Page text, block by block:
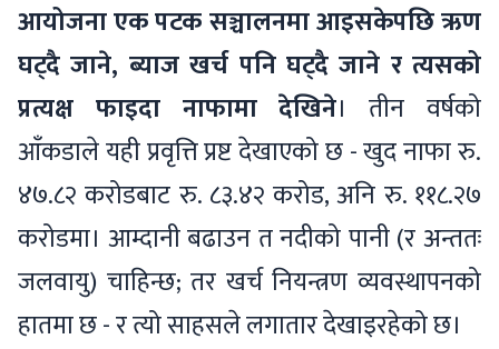
आयोजना एक पटक सञ्चालनमा आइसकेपछि ऋण
घट्दै जाने, ब्याज खर्च पनि घट्दै जाने र त्यसको
प्रत्यक्ष फाइदा नाफामा देखिने। तीन वर्षको
आँकडाले यही प्रवृत्ति प्रष्ट देखाएको छ - खुद नाफा रु.
४७.८२ करोडबाट रु. ८३.४२ करोड, अनि रु. ११८.२७
करोडमा। आम्दानी बढाउन त नदीको पानी (र अन्ततः
जलवायु) चाहिन्छ; तर खर्च नियन्त्रण व्यवस्थापनको
हातमा छ - र त्यो साहसले लगातार देखाइरहेको छ।